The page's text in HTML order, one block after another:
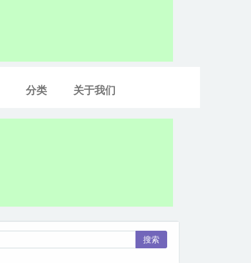
分类 关于我们
搜索